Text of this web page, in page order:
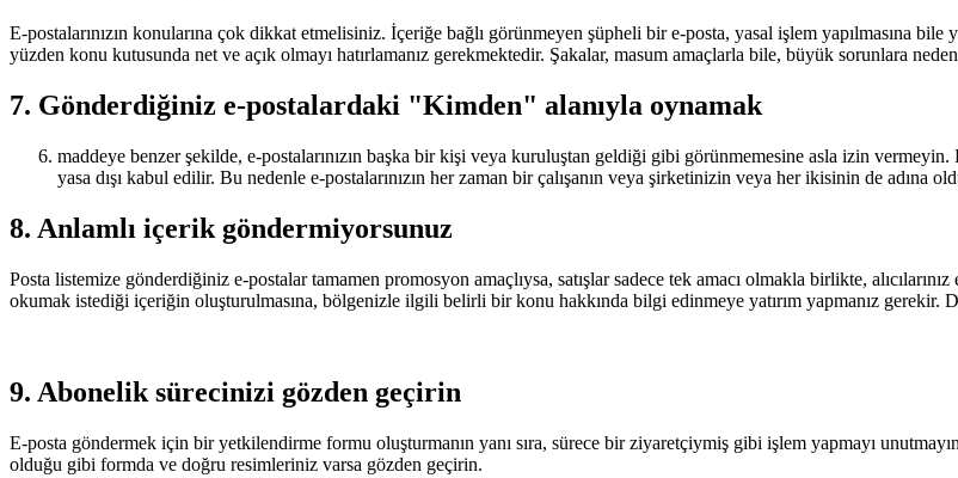
E-postalarınızın konularına çok dikkat etmelisiniz. İçeriğe bağlı görünmeyen şüpheli bir e-posta, yasal işlem yapılmasına
yüzden konu kutusunda net ve açık olmayı hatırlamanız gerekmektedir. Şakalar, masum amaçlarla bile, büyük sorunlara
7. Gönderdiğiniz e-postalardaki "Kimden" alanıyla oynamak
maddeye benzer şekilde, e-postalarınızın başka bir kişi veya kuruluştan geldiği gibi görünmemesine asla izin vermeyin.
yasa dışı kabul edilir. Bu nedenle e-postalarınızın her zaman bir çalışanın veya şirketinizin veya her ikisinin de adına
8. Anlamlı içerik göndermiyorsunuz
Posta listemize gönderdiğiniz e-postalar tamamen promosyon amaçlıysa, satışlar sadece tek amacı olmakla birlikte,
okumak istediği içeriğin oluşturulmasına, bölgenizle ilgili belirli bir konu hakkında bilgi edinmeye yatırım yapmanız gerekir.
9. Abonelik sürecinizi gözden geçirin
E-posta göndermek için bir yetkilendirme formu oluşturmanın yanı sıra, sürece bir ziyaretçiymiş gibi işlem yapmayı
olduğu gibi formda ve doğru resimleriniz varsa gözden geçirin.